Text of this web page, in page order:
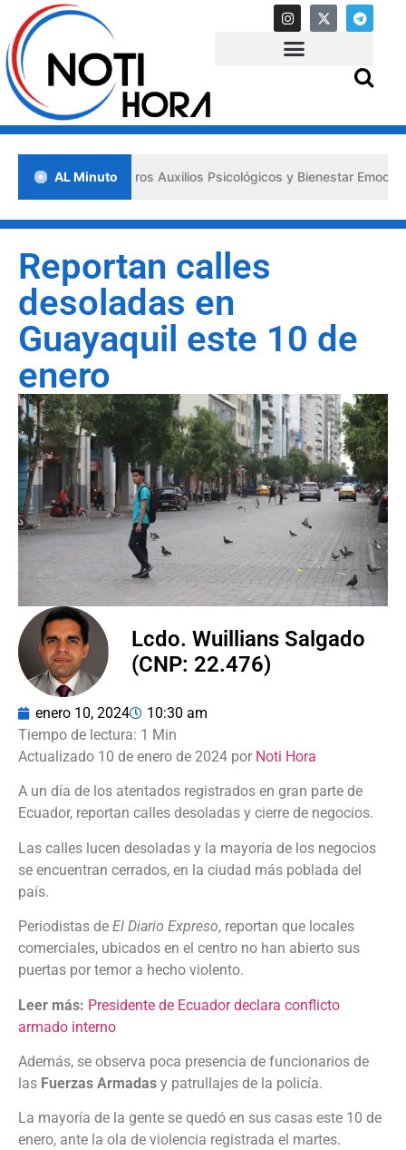
AL Minuto
los «Primeros Auxilios Psicológicos y Bienestar Emocional»
Reportan calles
desoladas en
Guayaquil este 10 de
enero
Lcdo. Wuillians Salgado
(CNP: 22.476)
enero 10, 2024 10:30 am
Actualizado 10 de enero de 2024 por Noti Hora
A un día de los atentados registrados en gran parte de
Ecuador, reportan calles desoladas y cierre de negocios.
Las calles lucen desoladas y la mayoría de los negocios
se encuentran cerrados, en la ciudad más poblada del
país.
Periodistas de El Diario Expreso, reportan que locales
comerciales, ubicados en el centro no han abierto sus
puertas por temor a hecho violento.
Leer más: Presidente de Ecuador declara conflicto
armado interno
Además, se observa poca presencia de funcionarios de
las Fuerzas Armadas y patrullajes de la policía.
La mayoría de la gente se quedó en sus casas este 10 de
enero, ante la ola de violencia registrada el martes.